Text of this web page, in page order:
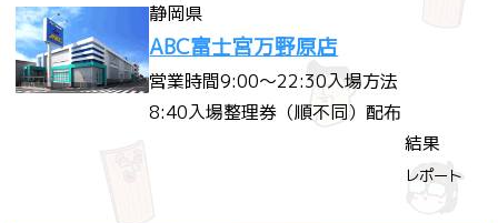
静岡県
ABC富士宮万野原店
営業時間9:00～22:30入場方法
8:40入場整理券（順不同）配布
結果
レポート